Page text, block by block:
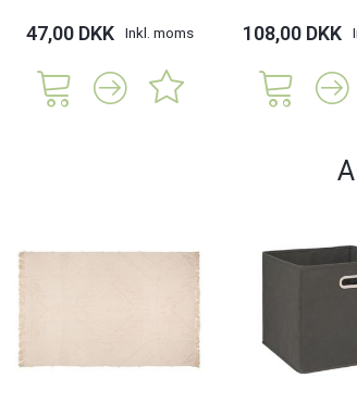
47,00 DKK Inkl. moms 108,00 DKK